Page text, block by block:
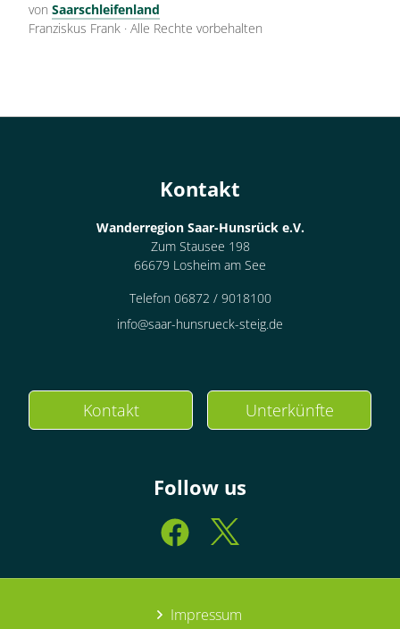
von Saarschleifenland
Franziskus Frank · Alle Rechte vorbehalten
Kontakt
Wanderregion Saar-Hunsrück e.V.
Zum Stausee 198
66679 Losheim am See
Telefon 06872 / 9018100
info@saar-hunsrueck-steig.de
Kontakt Unterkünfte
Follow us
Impressum